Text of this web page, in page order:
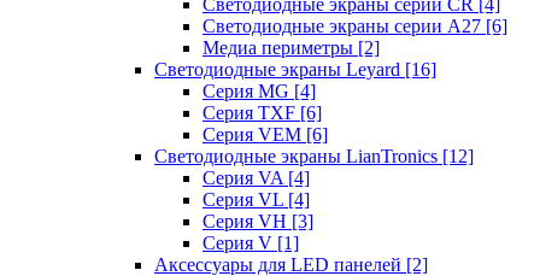
Светодиодные экраны серии CR [4]
Светодиодные экраны серии А27 [6]
Медиа периметры [2]
Светодиодные экраны Leyard [16]
Серия MG [4]
Серия TXF [6]
Серия VEM [6]
Светодиодные экраны LianTronics [12]
Серия VA [4]
Серия VL [4]
Серия VH [3]
Серия V [1]
Аксессуары для LED панелей [2]